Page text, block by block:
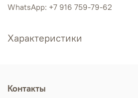
WhatsApp: +7 916 759-79-62
Характеристики
Контакты